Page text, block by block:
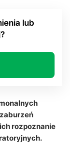
z PCOS?
w przebiegu
lub
rozpoznanie